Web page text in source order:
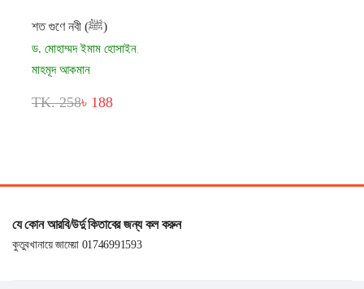
শত গুণে নবী (ﷺ)
ড. মোহাম্মদ ইমাম হোসাইন,
মাহমূদ আকমান
TK. 258৳ 188
যে কোন আরবি/উর্দু কিতাবের জন্য কল করুন
কুতুবখানায়ে জামেয়া 01746991593